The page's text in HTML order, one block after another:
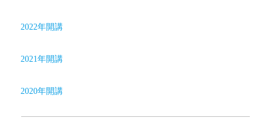
2022年開講
2021年開講
2020年開講